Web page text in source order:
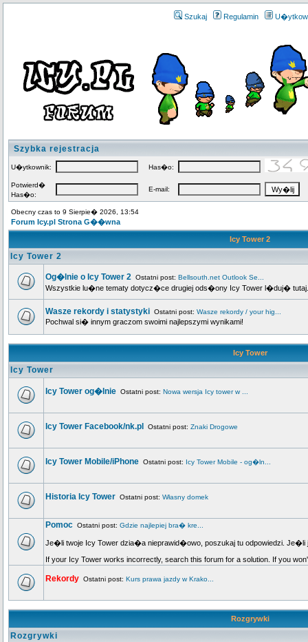
Szukaj Regulamin
Szybka rejestracja
U�ytkownik: Has�o:
Potwierd�
Has�o:
E-mail:
Obecny czas to 9 Sierpie� 2026, 13:54
Forum Icy.pl Strona G��wna
Icy Tower 2
Icy Tower 2
Og�lnie o Icy Tower 2 Ostatni post: Bellsouth.net Outlook Se...
Wszystkie lu�ne tematy dotycz�ce drugiej ods�ony Icy Tower l�duj� tutaj.
Wasze rekordy i statystyki Ostatni post: Wasze rekordy / your hig...
Pochwal si� innym graczom swoimi najlepszymi wynikami!
Icy Tower
Icy Tower
Icy Tower og�lnie Ostatni post: Nowa wersja Icy tower w ...
Icy Tower Facebook/nk.pl Ostatni post: Znaki Drogowe
Icy Tower Mobile/iPhone Ostatni post: Icy Tower Mobile - og�ln...
Historia Icy Tower Ostatni post: Własny domek
Pomoc Ostatni post: Gdzie najlepiej bra� kre...
Je�li twoje Icy Tower dzia�a nieprawid�owo, poszukaj tu odpowiedzi.
If your Icy Tower works incorrectly, search this forum for a solution. If you
Rekordy Ostatni post: Kurs prawa jazdy w Krako...
Rozgrywki
Rozgrywki